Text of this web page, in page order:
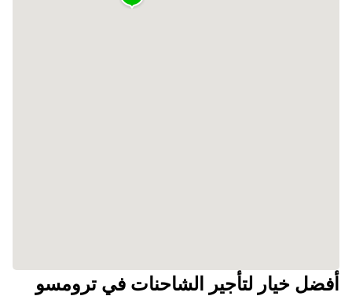
أفضل خيار لتأجير الشاحنات في ترومسو